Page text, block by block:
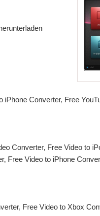
Converter, Free
Converter, Free Video to
Free Video to iPhone
Free Video to Xbox